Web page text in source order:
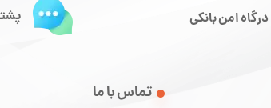
تماس با ما
درگاه امن بانکی